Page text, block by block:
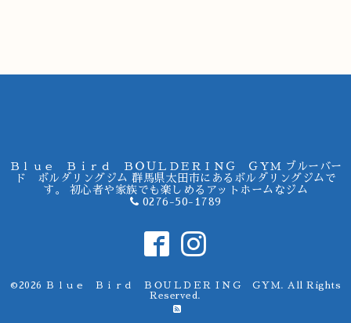
Ｂｌｕｅ Ｂｉｒｄ ＢＯＵＬＤＥＲＩＮＧ ＧＹＭ ブルーバー
ド ボルダリングジム 群馬県太田市にあるボルダリングジムで
す。 初心者や家族でも楽しめるアットホームなジム
0276-50-1789
©2026 Ｂｌｕｅ Ｂｉｒｄ ＢＯＵＬＤＥＲＩＮＧ ＧＹＭ. All Rights
Reserved.